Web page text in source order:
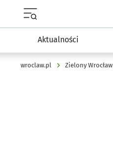
Aktualności
wroclaw.pl Zielony Wrocław